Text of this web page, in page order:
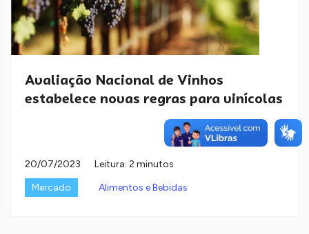
Avaliação Nacional de Vinhos
estabelece novas regras para vinícolas
20/07/2023
Leitura: 2 minutos
Mercado
Alimentos e Bebidas